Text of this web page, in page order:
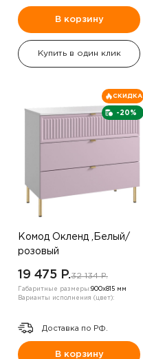
В корзину
Купить в один клик
-20%
СКИДКА
Комод Окленд ,Белый/
розовый
19 475 P.32 134 P.
Габаритные размеры:900х815 мм
Варианты исполнения (цвет):
Доставка по РФ.
В корзину